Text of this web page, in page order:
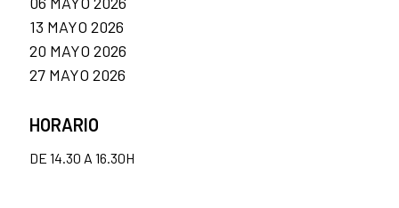
13 MAYO 2026
20 MAYO 2026
27 MAYO 2026
HORARIO
DE 14.30 A 16.30H